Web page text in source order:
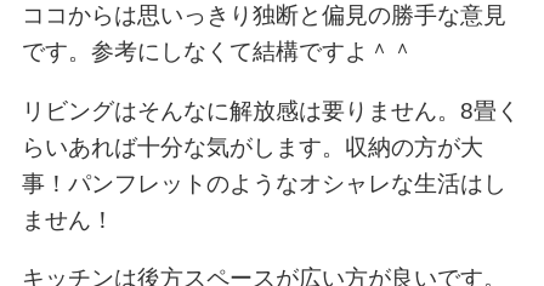
ココからは思いっきり独断と偏見の勝手な意見
です。参考にしなくて結構ですよ＾＾
リビングはそんなに解放感は要りません。8畳く
らいあれば十分な気がします。収納の方が大
事！パンフレットのようなオシャレな生活はし
ません！
キッチンは後方スペースが広い方が良いです。